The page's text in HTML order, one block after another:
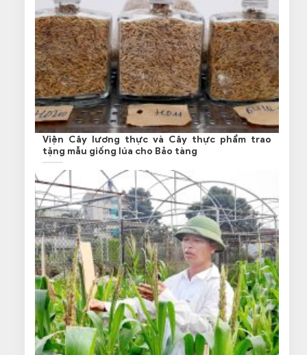
Viện Cây lương thực và Cây thực phẩm trao
tặng mẫu giống lúa cho Bảo tàng